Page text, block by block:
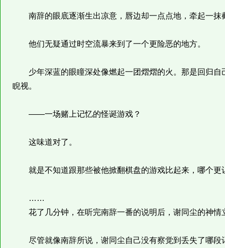
南辞的眼底逐渐生出凉意，唇边却一点点地，牵起一
他们无疑通过时空流暴来到了一个更险恶的地方。
少年深蓝的眼瞳深处像燃起一团熠熠的火。那是回归自
睨视。
——一场赌上记忆的怪诞游戏？
这味道对了。
就是不知道跟那些被他掀翻棋盘的游戏比起来，哪个更
……
花了几分钟，在听完南辞一番的说明后，谢同尘的神情
尽管就像南辞所说，谢同尘自己没有察觉到丢失了哪段